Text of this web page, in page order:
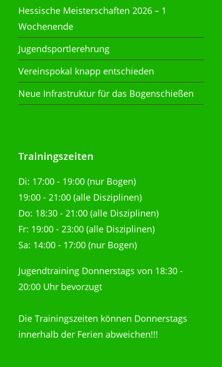
Hessische Meisterschaften 2026 – 1
Wochenende
Jugendsportlerehrung
Vereinspokal knapp entschieden
Neue Infrastruktur für das Bogenschießen
Trainingszeiten
Di: 17:00 - 19:00 (nur Bogen)
19:00 - 21:00 (alle Disziplinen)
Do: 18:30 - 21:00 (alle Disziplinen)
Fr: 19:00 - 23:00 (alle Disziplinen)
Sa: 14:00 - 17:00 (nur Bogen)
Jugendtraining Donnerstags von 18:30 -
20:00 Uhr bevorzugt
Die Trainingszeiten können Donnerstags
innerhalb der Ferien abweichen!!!